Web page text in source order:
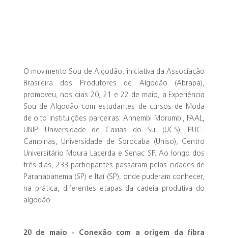
O movimento Sou de Algodão, iniciativa da Associação
Brasileira dos Produtores de Algodão (Abrapa),
promoveu, nos dias 20, 21 e 22 de maio, a Experiência
Sou de Algodão com estudantes de cursos de Moda
de oito instituições parceiras: Anhembi Morumbi, FAAL,
UNIP, Universidade de Caxias do Sul (UCS), PUC-
Campinas, Universidade de Sorocaba (Uniso), Centro
Universitário Moura Lacerda e Senac SP. Ao longo dos
três dias, 233 participantes passaram pelas cidades de
Paranapanema (SP) e Itaí (SP), onde puderam conhecer,
na prática, diferentes etapas da cadeia produtiva do
algodão.
20 de maio - Conexão com a origem da fibra